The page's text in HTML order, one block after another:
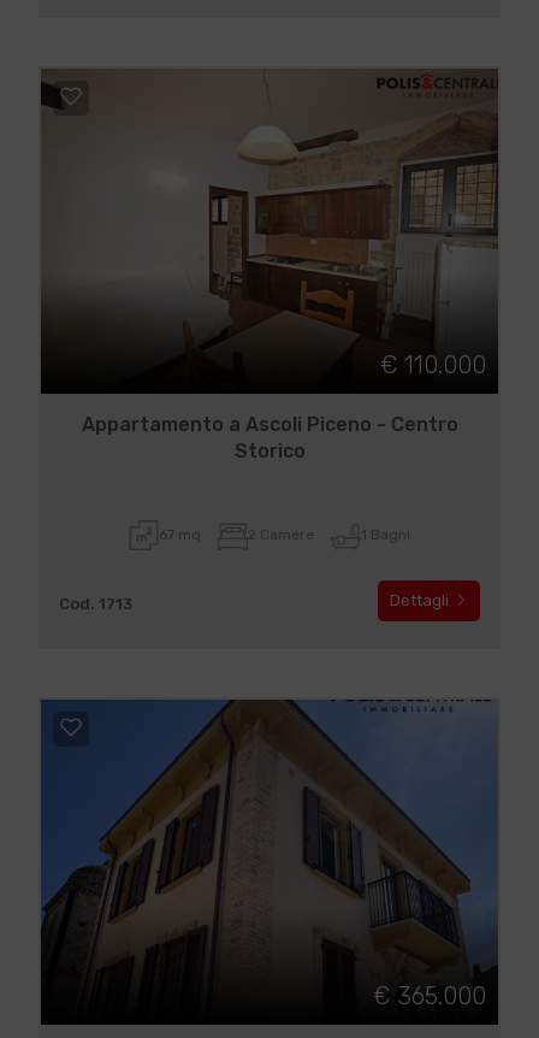
€ 110.000
Appartamento a Ascoli Piceno - Centro
Storico
67 mq 2 Camere 1 Bagni
Cod. 1713 Dettagli
€ 365.000